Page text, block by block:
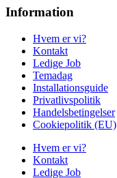
Information
Hvem er vi?
Kontakt
Ledige Job
Temadag
Installationsguide
Privatlivspolitik
Handelsbetingelser
Cookiepolitik (EU)
Hvem er vi?
Kontakt
Ledige Job